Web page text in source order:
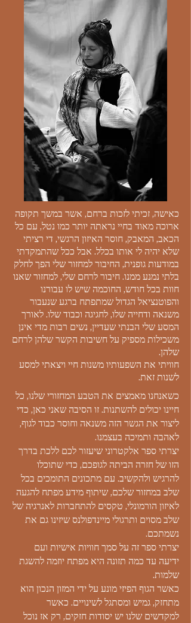
כאישה, זכיתי לזכות ברחם, אשר במשך תקופה
ארוכה מאוד בחיי נראתה יותר כמו נטל, עם כל
הכאב, המאבק, חוסר האיזון הרגשי, די רציתי
שלא יהיה לי אותו בכלל. אבל ככל שהתמקדתי
במודעות גופנית, החיבור למחזור שלי הפך לחלק
בלתי נמנע ממנו. חיבור לרחם שלי, למחזור שאנו
חוות בכל חודש, החוכמה שיש לו עבורנו
והפוטנציאל הגדול שמתפתח ברגע שנעבור
משנאה ודחייה שלו, לחגיגה וכבוד שלו. לאורך
המסע שלי הבנתי שעדיין, נשים רבות מדי אינן
משכילות מספיק על חשיבות הקשר שלהן לרחם
שלהן.
חוויתי את השפעותיו משנות חיי ויצאתי למסע
לשנות זאת.
כשאנחנו מאמצים את הטבע המחזורי שלנו, כל
חיינו יכולים להשתנות. זו הסיבה שאני כאן, כדי
ליצור את הגשר הזה משנאה וחוסר כבוד לגוף,
לאהבה ותמיכה בעצמנו.
יצרתי ספר אלקטרוני שיעזור לכם ללכת בדרך
הזו של חזרה הביתה לגופכם, כדי שתוכלו
להרגיש ולהקשיב. עם מתכונים התומכים בכל
שלב במחזור שלכם, שיתוף מידע מפתח להגעה
לאיזון הורמונלי, טקסים להתחברות לאנרגיה של
שלב מסוים ותרגולי מיינדפולנס שיזינו גם את
נשמתכם.
יצרתי ספר זה על סמך חוויות אישיות ועם
ידיעה עד כמה תזונה היא מפתח יוזמה להשגת
שלמות.
כאשר הגוף הפיזי מונע על ידי המזון הנכון הוא
מתחזק, גמיש ומסתגל לשינויים. כאשר
למקדשים שלנו יש יסודות חזקים, רק אז נוכל